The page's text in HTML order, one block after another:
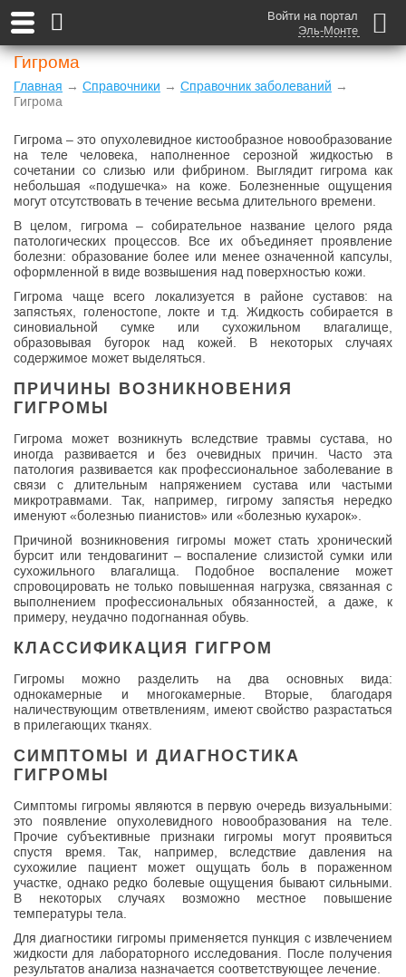
Войти на портал
Эль-Монте
Гигрома
Главная → Справочники → Справочник заболеваний →
Гигрома
Гигрома – это опухолевидное кистообразное новообразование
на теле человека, наполненное серозной жидкостью в
сочетании со слизью или фибрином. Выглядит гигрома как
небольшая «подушечка» на коже. Болезненные ощущения
могут отсутствовать в течение весьма длительного времени.
В целом, гигрома – собирательное название целого ряда
патологических процессов. Все их объединяет проявление
болезни: образование более или менее означенной капсулы,
оформленной в виде возвышения над поверхностью кожи.
Гигрома чаще всего локализуется в районе суставов: на
запястьях, голеностопе, локте и т.д. Жидкость собирается в
синовиальной сумке или сухожильном влагалище,
образовывая бугорок над кожей. В некоторых случаях
содержимое может выделяться.
ПРИЧИНЫ ВОЗНИКНОВЕНИЯ
ГИГРОМЫ
Гигрома может возникнуть вследствие травмы сустава, но
иногда развивается и без очевидных причин. Часто эта
патология развивается как профессиональное заболевание в
связи с длительным напряжением сустава или частыми
микротравмами. Так, например, гигрому запястья нередко
именуют «болезнью пианистов» или «болезнью кухарок».
Причиной возникновения гигромы может стать хронический
бурсит или тендовагинит – воспаление слизистой сумки или
сухожильного влагалища. Подобное воспаление может
спровоцировать не только повышенная нагрузка, связанная с
выполнением профессиональных обязанностей, а даже, к
примеру, неудачно подогнанная обувь.
КЛАССИФИКАЦИЯ ГИГРОМ
Гигромы можно разделить на два основных вида:
однокамерные и многокамерные. Вторые, благодаря
наличествующим ответвлениям, имеют свойство разрастаться
в прилегающих тканях.
СИМПТОМЫ И ДИАГНОСТИКА
ГИГРОМЫ
Симптомы гигромы являются в первую очередь визуальными:
это появление опухолевидного новообразования на теле.
Прочие субъективные признаки гигромы могут проявиться
спустя время. Так, например, вследствие давления на
сухожилие пациент может ощущать боль в пораженном
участке, однако редко болевые ощущения бывают сильными.
В некоторых случаях возможно местное повышение
температуры тела.
Для диагностики гигромы применяется пункция с извлечением
жидкости для лабораторного исследования. После получения
результатов анализа назначается соответствующее лечение.